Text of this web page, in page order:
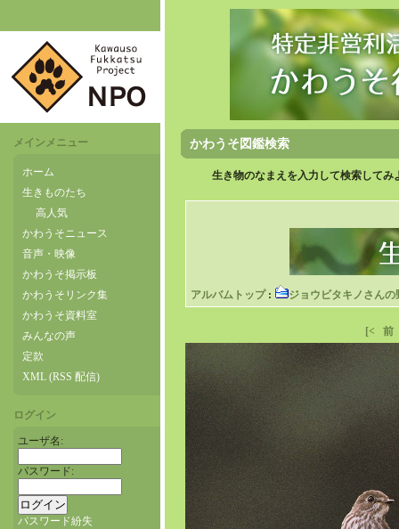
メインメニュー
ホーム
生きものたち
高人気
かわうそニュース
音声・映像
かわうそ掲示板
かわうそリンク集
かわうそ資料室
みんなの声
定款
XML (RSS 配信)
ログイン
ユーザ名:
パスワード:
パスワード紛失
かわうそ図鑑検索
生き物のなまえを入力して検索して
アルバムトップ: ジョウビタキノさんの
[< 前